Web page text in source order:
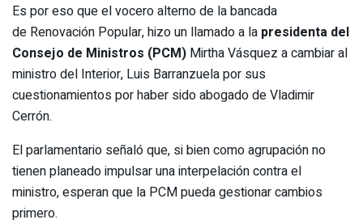
Es por eso que el vocero alterno de la bancada
de Renovación Popular, hizo un llamado a la presidenta del
Consejo de Ministros (PCM) Mirtha Vásquez a cambiar al
ministro del Interior, Luis Barranzuela por sus
cuestionamientos por haber sido abogado de Vladimir
Cerrón.
El parlamentario señaló que, si bien como agrupación no
tienen planeado impulsar una interpelación contra el
ministro, esperan que la PCM pueda gestionar cambios
primero.